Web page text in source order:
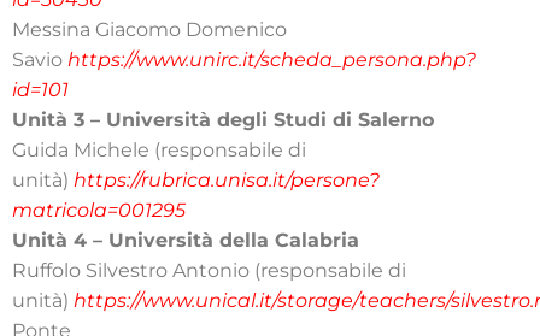
Messina Giacomo Domenico
Savio https://www.unirc.it/scheda_persona.php?
id=101
Unità 3 – Università degli Studi di Salerno
Guida Michele (responsabile di
unità) https://rubrica.unisa.it/persone?
matricola=001295
Unità 4 – Università della Calabria
Ruffolo Silvestro Antonio (responsabile di
unità) https://www.unical.it/storage/teachers/
Ponte